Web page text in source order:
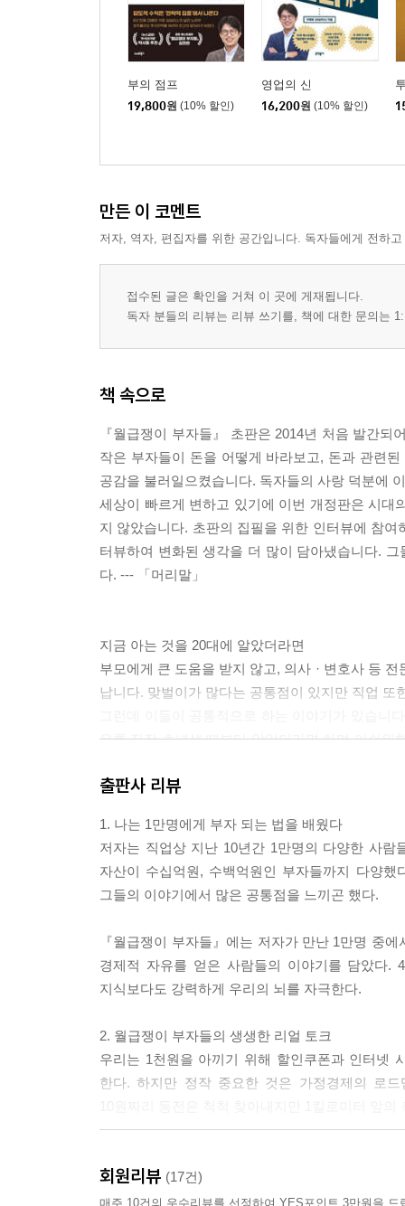
여유에 대한 기대
부의 점프
19,800원 (10% 할인)
영업의 신
16,200원 (10% 할인)
만든 이 코멘트
저자, 역자, 편집자를 위한 공간입니다. 독자들에게 전하
접수된 글은 확인을 거쳐 이 곳에 게재됩니다.
독자 분들의 리뷰는 리뷰 쓰기를, 책에 대한 문의는
책 속으로
『월급쟁이 부자들』 초판은 2014년 처음 발간
작은 부자들이 돈을 어떻게 바라보고, 돈과 관련
공감을 불러일으켰습니다. 독자들의 사랑 덕분에
세상이 빠르게 변하고 있기에 이번 개정판은 시대
지 않았습니다. 초판의 집필을 위한 인터뷰에 참
터뷰하여 변화된 생각을 더 많이 담아냈습니다.
다. --- 「머리말」
지금 아는 것을 20대에 알았더라면
부모에게 큰 도움을 받지 않고, 의사 · 변호사 등
납니다. 맞벌이가 많다는 공통점이 있지만 직업 또
우를 직장 초년생 때부터 알았더라면 하며 아쉬워
흔히 월급쟁이 부자들은 가계부를 꼼꼼히 쓸 것
각보다 많지 않습니다. 우리는 1천원을 아끼기 위
테크에 발을 디뎠다고 뿌듯해 합니다. 물론 1천원
드맵을 잘못 그려 오히려 수백, 수천만원이 틈새
40대 월급쟁이 부자들의 시원한 해결책
그동안 우리 사회에서는 통장관리, 주식투자, 부
서 마주치는 정말 중요한 가정경제 이야기에 대해
좌우하는데도 말이죠. 그래서 저는 바로 이런 가
이 책은 시작부터 다른 월급쟁이 부자들의 통장
관리, 부모님의 용돈 문제, 은서 씨의 7천만원 사
모든 문제를 기성세대의 지난날과 비교하는 것은
출판사 리뷰
1. 나는 1만명에게 부자 되는 법을 배웠다
저자는 직업상 지난 10년간 1만명의 다양한 사
자산이 수십억원, 수백억원인 부자들까지 다양
그들의 이야기에서 많은 공통점을 느끼곤 했다.
『월급쟁이 부자들』에는 저자가 만난 1만명 중
경제적 자유를 얻은 사람들의 이야기를 담았다.
지식보다도 강력하게 우리의 뇌를 자극한다.
2. 월급쟁이 부자들의 생생한 리얼 토크
우리는 1천원을 아끼기 위해 할인쿠폰과 인터넷
한다. 하지만 정작 중요한 것은 가정경제의 로
나의 상황과 오버랩되며 진짜 중요한 경제적 판단
회원리뷰 (17건)
매주 10건의 우수리뷰를 선정하여 YES포인트 3만원을 드